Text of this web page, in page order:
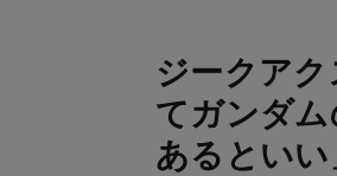
ジークア
てガンダ
あるといい